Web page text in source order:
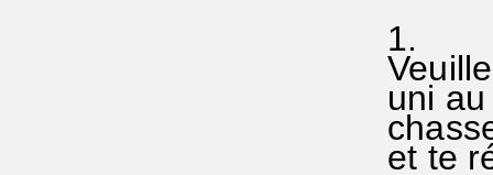
1.
uni
et te